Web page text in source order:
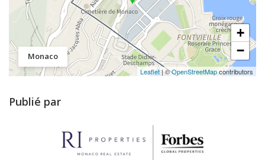
Monaco
+
−
Leaflet| ©OpenStreetMapcontributors
Publié par